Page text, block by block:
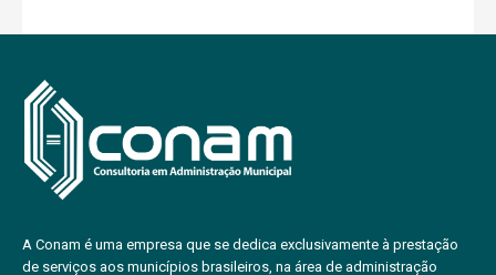
A Conam é uma empresa que se dedica exclusivamente à prestação
de serviços aos municípios brasileiros, na área de administração